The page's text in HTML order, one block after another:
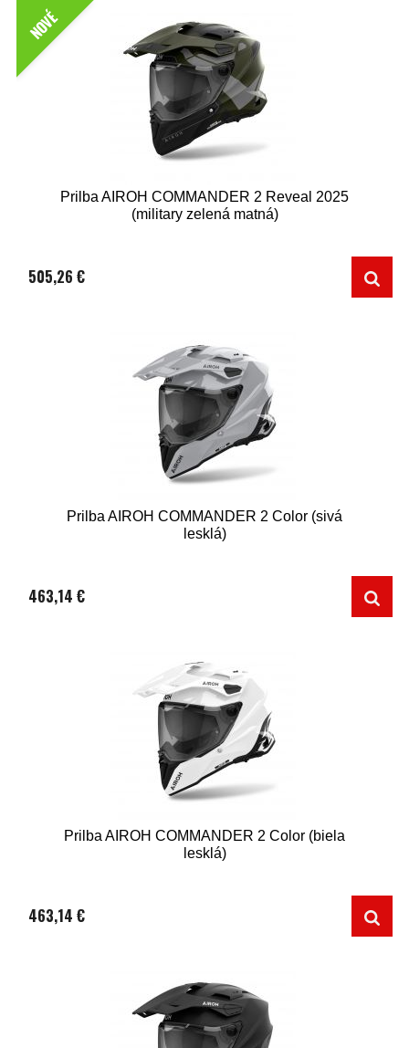
NOVÉ
Prilba AIROH COMMANDER 2 Reveal 2025
(military zelená matná)
505,26 €
Prilba AIROH COMMANDER 2 Color (sivá
lesklá)
463,14 €
Prilba AIROH COMMANDER 2 Color (biela
lesklá)
463,14 €